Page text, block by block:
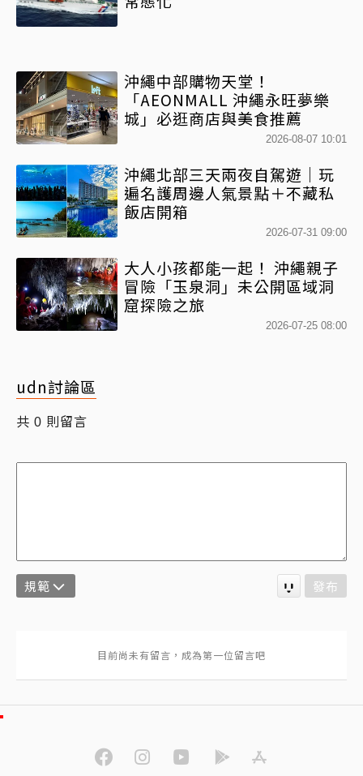
沖繩中部購物天堂！
「AEONMALL 沖繩永旺夢樂
城」必逛商店與美食推薦
2026-08-07 10:01
沖繩北部三天兩夜自駕遊｜玩
遍名護周邊人氣景點＋不藏私
飯店開箱
2026-07-31 09:00
大人小孩都能一起！ 沖繩親子
冒險「玉泉洞」未公開區域洞
窟探險之旅
2026-07-25 08:00
udn討論區
共 0 則留言
規範 發布